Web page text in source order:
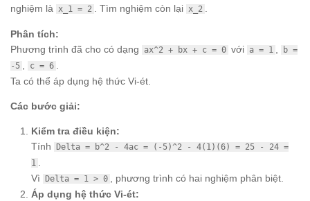
nghiệm là x_1 = 2 . Tìm nghiệm còn lại x_2
Phân tích:
Phương trình đã cho có dạng
ax^2 + bx + c = 0 với a = 1 ,
b =
-5 , c = 6 .
Ta có thể áp dụng hệ thức Vi-ét.
Các bước giải:
Kiểm tra điều kiện:
Tính
Delta = b^2 - 4ac = (-5)^2 - 4(1)(6) = 25 - 24 =
1 .
Vì
Delta = 1 > 0 , phương trình có hai nghiệm phân biệt.
Áp dụng hệ thức Vi-ét: